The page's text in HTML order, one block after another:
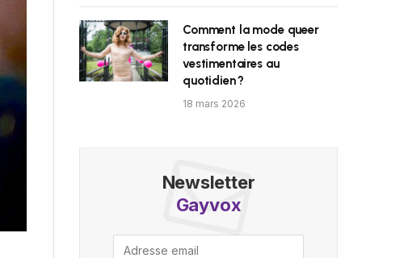
Comment la mode queer
transforme les codes
vestimentaires au
quotidien ?
18 mars 2026
Newsletter
Gayvox